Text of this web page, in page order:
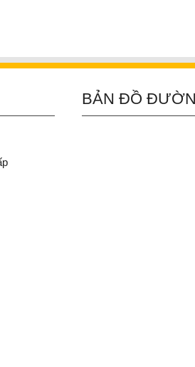
BẢN ĐỒ